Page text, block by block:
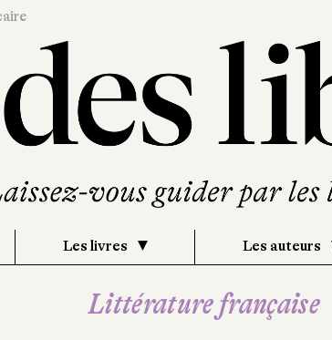
Les livres Les auteurs
Littérature française